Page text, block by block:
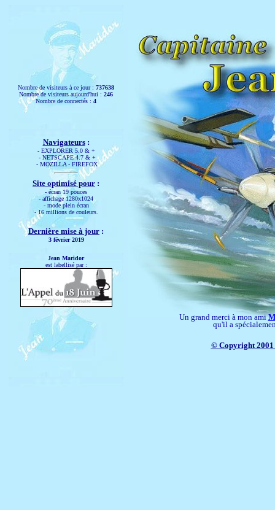
Nombre de visiteurs à ce jour : 737638
Nombre de visiteurs aujourd'hui : 246
Nombre de connectés : 4
Navigateurs:
- EXPLORER 5.0 & +
- NETSCAPE 4.7 & +
- MOZILLA - FIREFOX
Site optimisé pour :
- écran 19 pouces
- affichage 1280x1024
- mode plein écran
- 16 millions de couleurs.
Dernière mise à jour :
3 février 2019
Jean Maridor
est labellisé par :
Un grand merci à mon ami
qu'il a
© Copyright 2001